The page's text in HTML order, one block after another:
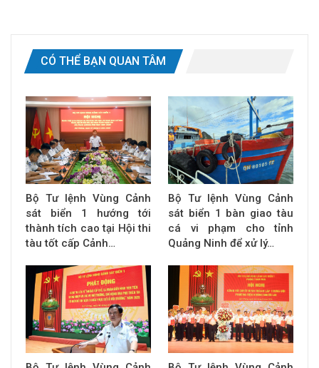
CÓ THỂ BẠN QUAN TÂM
Bộ Tư lệnh Vùng Cảnh
sát biển 1 hướng tới
thành tích cao tại Hội thi
tàu tốt cấp Cảnh…
Bộ Tư lệnh Vùng Cảnh
sát biển 1 bàn giao tàu
cá vi phạm cho tỉnh
Quảng Ninh để xử lý…